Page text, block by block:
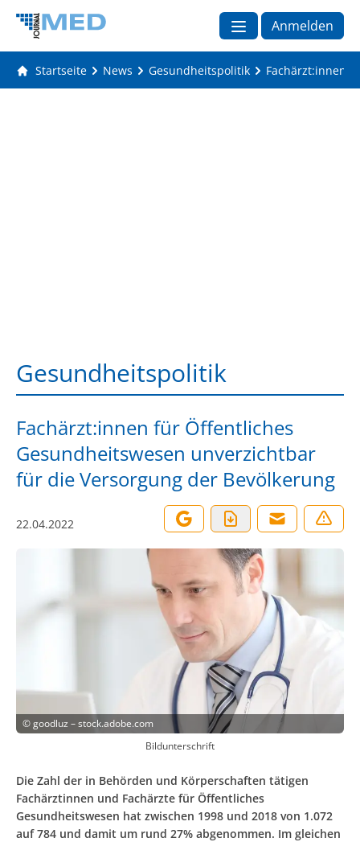
Anmelden
Startseite News Gesundheitspolitik Fachärzt:innen
Gesundheitspolitik
Fachärzt:innen für Öffentliches
Gesundheitswesen unverzichtbar
für die Versorgung der Bevölkerung
22.04.2022
©goodluz – stock.adobe.com
Bildunterschrift
Die Zahl der in Behörden und Körperschaften tätigen
Fachärztinnen und Fachärzte für Öffentliches
Gesundheitswesen hat zwischen 1998 und 2018 von 1.072
auf 784 und damit um rund 27% abgenommen. Im gleichen